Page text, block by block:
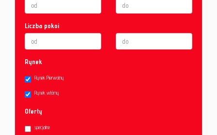
Liczba pokoi
Rynek
Rynek Pierwotny
Rynek wtórny
Oferty
specjalne